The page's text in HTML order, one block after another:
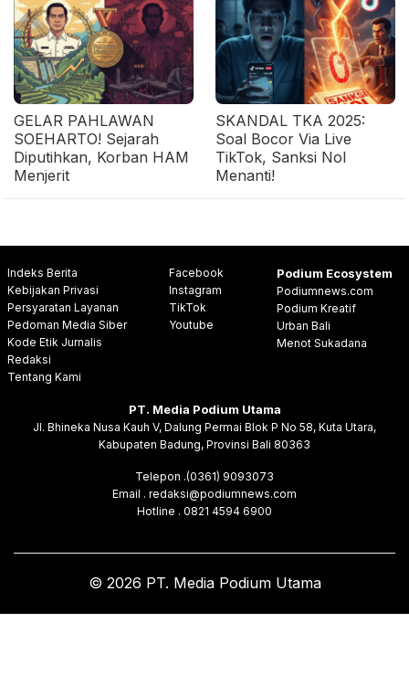
GELAR PAHLAWAN
SOEHARTO! Sejarah
Diputihkan, Korban HAM
Menjerit
SKANDAL TKA 2025:
Soal Bocor Via Live
TikTok, Sanksi Nol
Menanti!
Indeks Berita
Kebijakan Privasi
Persyaratan Layanan
Pedoman Media Siber
Kode Etik Jurnalis
Redaksi
Tentang Kami
Facebook
Instagram
TikTok
Youtube
Podium Ecosystem
Podiumnews.com
Podium Kreatif
Urban Bali
Menot Sukadana
PT. Media Podium Utama
Jl. Bhineka Nusa Kauh V, Dalung Permai Blok P No 58, Kuta Utara,
Kabupaten Badung, Provinsi Bali 80363
Telepon .(0361) 9093073
Email . redaksi@podiumnews.com
Hotline . 0821 4594 6900
© 2026 PT. Media Podium Utama